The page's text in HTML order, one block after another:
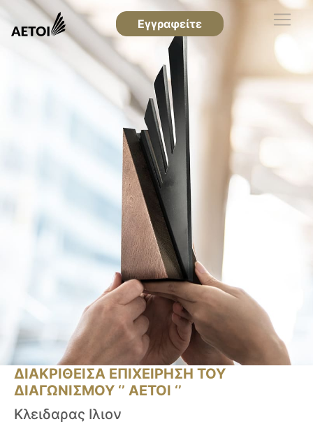
Εγγραφείτε
ΔΙΑΚΡΙΘΕΙΣΑ ΕΠΙΧΕΙΡΗΣΗ ΤΟΥ
ΔΙΑΓΩΝΙΣΜΟΥ ‘’ ΑΕΤΟΙ ‘’
Κλειδαρας Ιλιον